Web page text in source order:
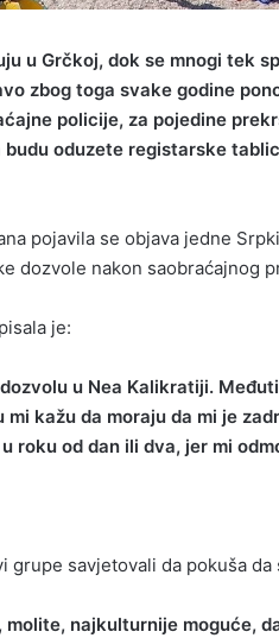
u Grčkoj, dok se mnogi tek
zbog toga svake godine
policije, za pojedine
oduzete registarske
pojavila se objava jedne
dozvole nakon saobraćajnog
je:
u Nea Kalikratiji.
kažu da moraju da mi je
roku od dan ili dva, jer mi
grupe savjetovali da pokuša
molite, najkulturnije moguće,